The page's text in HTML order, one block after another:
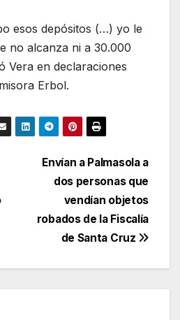
esos depósitos (…) yo le
no alcanza ni a 30.000
Vera en declaraciones
Erbol.
Envían a Palmasola a
dos personas que
vendían objetos
robados de la Fiscalía
de Santa Cruz